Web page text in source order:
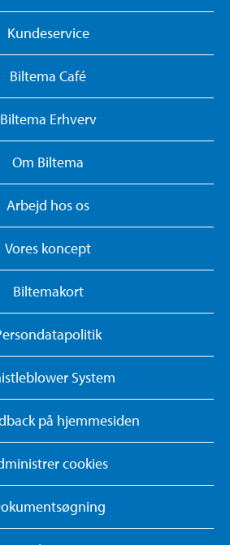
Kundeservice
Biltema Café
Biltema Erhverv
Om Biltema
Arbejd hos os
Vores koncept
Biltemakort
System
på hjemmesiden
cookies